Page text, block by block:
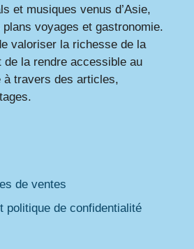
et musiques venus d’Asie,
voyages et gastronomie.
valoriser la richesse de la
de la rendre accessible au
à travers des articles,
de ventes
politique de confidentialité